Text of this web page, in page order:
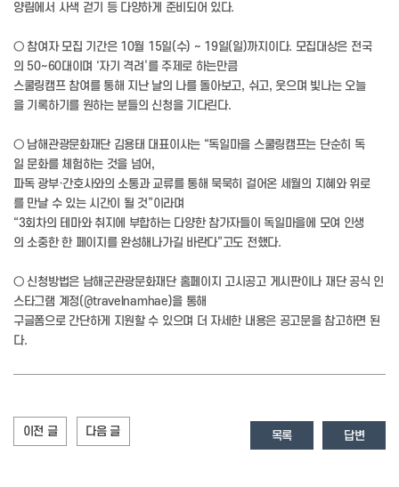
양림에서 사색 걷기 등 다양하게 준비되어 있다.
○ 참여자 모집 기간은 10월 15일(수) ~ 19일(일)까지이다. 모집대상은 전국
의 50~60대이며 ‘자기 격려’를 주제로 하는만큼
스쿨링캠프 참여를 통해 지난 날의 나를 돌아보고, 쉬고, 웃으며 빛나는 오늘
을 기록하기를 원하는 분들의 신청을 기다린다.
○ 남해관광문화재단 김용태 대표이사는 “독일마을 스쿨링캠프는 단순히 독
일 문화를 체험하는 것을 넘어,
파독 광부·간호사와의 소통과 교류를 통해 묵묵히 걸어온 세월의 지혜와 위로
를 만날 수 있는 시간이 될 것”이라며
“3회차의 테마와 취지에 부합하는 다양한 참가자들이 독일마을에 모여 인생
의 소중한 한 페이지를 완성해나가길 바란다”고도 전했다.
○ 신청방법은 남해군관광문화재단 홈페이지 고시공고 게시판이나 재단 공식 인
스타그램 계정(@travelnamhae)을 통해
구글폼으로 간단하게 지원할 수 있으며 더 자세한 내용은 공고문을 참고하면 된
다.
이전 글 다음 글 목록 답변